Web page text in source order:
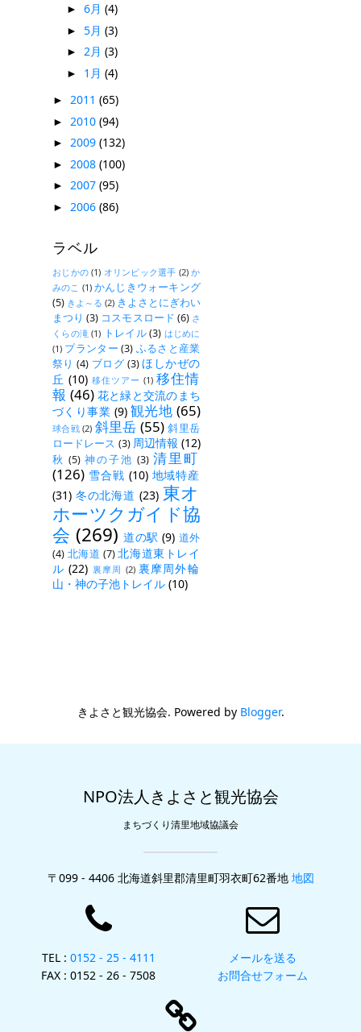
► 6月 (4)
► 5月 (3)
► 2月 (3)
► 1月 (4)
► 2011 (65)
► 2010 (94)
► 2009 (132)
► 2008 (100)
► 2007 (95)
► 2006 (86)
ラベル
おじかの (1) オリンピック選手 (2) か
みのこ (1) かんじきウォーキング
(5) きよ～る (2) きよさとにぎわい
まつり (3) コスモスロード (6) さ
くらの滝 (1) トレイル(3) はじめに
(1) プランター (3) ふるさと産業
祭り (4) ブログ (3) ほしかぜの
丘 (10) 移住ツアー (1) 移住情
報 (46) 花と緑と交流のまち
づくり事業 (9) 観光地 (65)
球合戦 (2) 斜里岳 (55) 斜里岳
ロードレース (3) 周辺情報 (12)
秋 (5) 神の子池 (3) 清里町
(126) 雪合戦 (10) 地域特産
(31) 冬の北海道 (23) 東オ
ホーツクガイド協
会 (269) 道の駅 (9) 道外
(4) 北海道 (7) 北海道東トレイ
ル (22) 裏摩周 (2) 裏摩周外輪
山・神の子池トレイル (10)
きよさと観光協会. Powered by Blogger.
NPO法人きよさと観光協会
まちづくり清里地域協議会
〒099 - 4406 北海道斜里郡清里町羽衣町62番地 地図
TEL : 0152 - 25 - 4111
FAX : 0152 - 26 - 7508
メールを送る
お問合せフォーム